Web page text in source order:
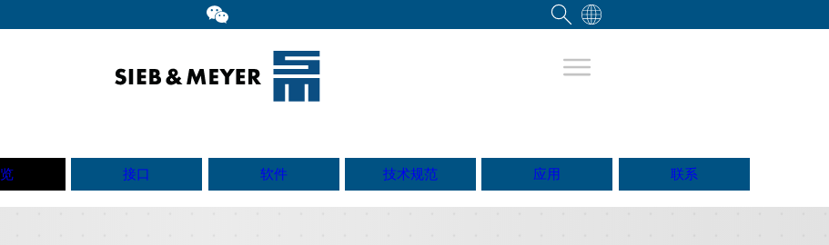
接口 软件 技术规范 应用 联系